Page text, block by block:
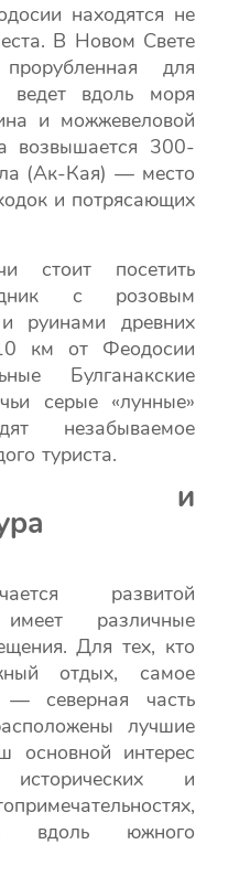
находятся не
В Новом Свете
для
ведет вдоль моря
и можжевеловой
возвышается 300-
(Ак-Кая) — место
и потрясающих
посетить
с розовым
руинами древних
км от Феодосии
Булганакские
серые «лунные»
незабываемое
туриста.
и
развитой
имеет различные
Для тех, кто
отдых, самое
— северная часть
лучшие
основной интерес
и
вдоль южного